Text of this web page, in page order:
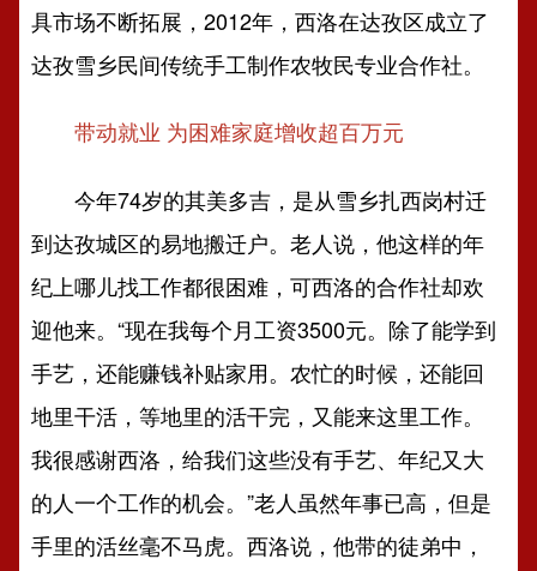
具市场不断拓展，2012年，西洛在达孜区成立了
达孜雪乡民间传统手工制作农牧民专业合作社。
带动就业 为困难家庭增收超百万元
今年74岁的其美多吉，是从雪乡扎西岗村迁
到达孜城区的易地搬迁户。老人说，他这样的年
纪上哪儿找工作都很困难，可西洛的合作社却欢
迎他来。“现在我每个月工资3500元。除了能学到
手艺，还能赚钱补贴家用。农忙的时候，还能回
地里干活，等地里的活干完，又能来这里工作。
我很感谢西洛，给我们这些没有手艺、年纪又大
的人一个工作的机会。”老人虽然年事已高，但是
手里的活丝毫不马虎。西洛说，他带的徒弟中，